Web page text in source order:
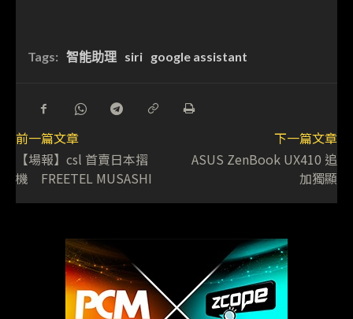
Tags: 智能助理 siri google assistant
前一篇文章
【場報】csl 首賣日本摺
機 FREETEL MUSASHI
下一篇文章
ASUS ZenBook UX410 追
加獨顯